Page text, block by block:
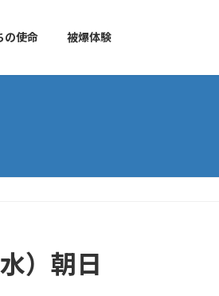
の使命 被爆体験
）朝日